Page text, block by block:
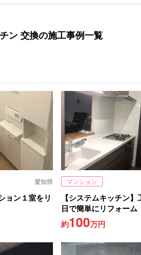
ン 交換の施工事例一覧
愛知県
ン１室をリ
マンション
【システムキッチン】
日で簡単にリフォーム
約100万円